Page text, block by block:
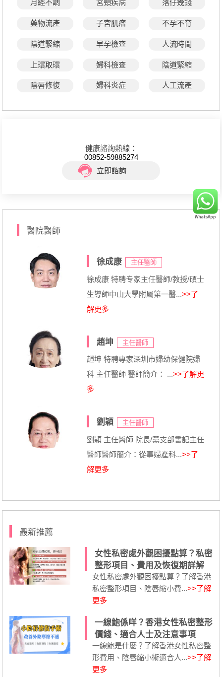
月經不調 宮頸疾病 落仔幾錢
藥物流產 子宮肌瘤 不孕不育
陰道緊縮 早孕檢查 人流時間
上環取環 婦科檢查 陰道緊縮
陰唇修復 婦科炎症 人工流產
健康諮詢熱線：
00852-59885274
立即諮詢
醫院醫師
徐成康 主任醫師
徐成康 特聘专家主任醫師/教授/碩士
生導師中山大學附屬第一醫...>>了
解更多
趙坤 主任醫師
趙坤 特聘專家深圳市婦幼保健院婦
科 主任醫師 醫師簡介： ...>>了解更
多
劉穎 主任醫師
劉穎 主任醫師 院長/黨支部書記主任
醫師醫師簡介：從事婦產科...>>了
解更多
最新推薦
女性私密處外觀困擾點算？私密
整形項目、費用及恢復期詳解
女性私密處外觀困擾點算？了解香港
私密整形項目、陰唇縮小費...>>了解
更多
一線鮑係咩？香港女性私密整形
價錢、適合人士及注意事項
一線鮑是什麼？了解香港女性私密整
形費用、陰唇縮小術適合人...>>了解
更多